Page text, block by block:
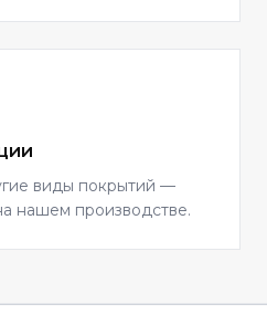
виды покрытий —
нашем производстве.